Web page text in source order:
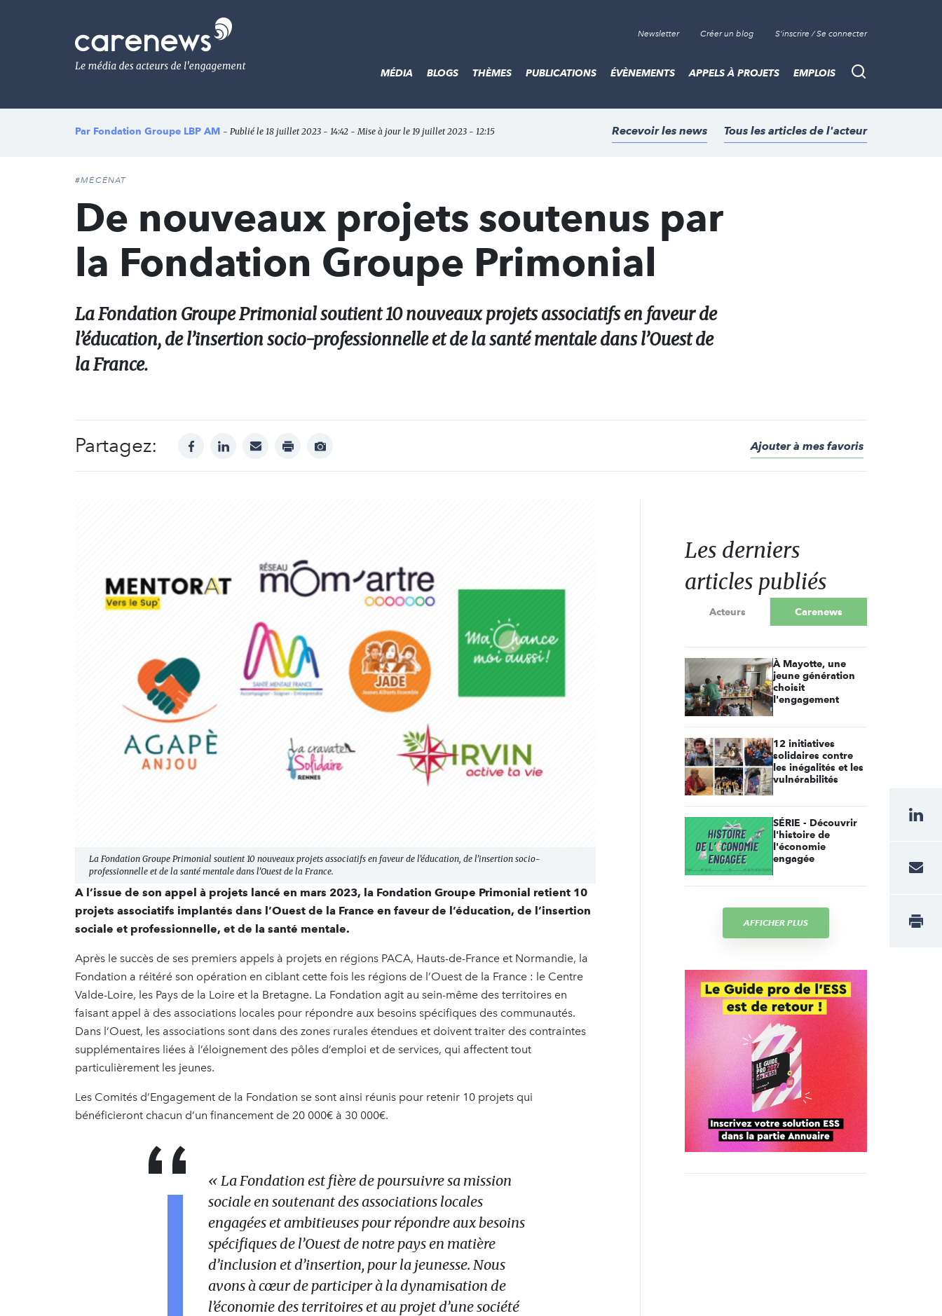
Le
média
de
l'engagement
Newsletter Créer un blog S'inscrire / Se connecter
Recherche
MÉDIA BLOGS THÈMES PUBLICATIONS ÉVÈNEMENTS APPELS À PROJETS EMPLOIS
Par Fondation Groupe LBP AM - Publié le 18 juillet 2023 - 14:42 - Mise à jour le 19 juillet 2023 - 12:15 Recevoir les news Tous les articles de l'acteur
#MÉCÉNAT
De nouveaux projets soutenus par
la Fondation Groupe Primonial
La Fondation Groupe Primonial soutient 10 nouveaux projets associatifs en faveur de
l’éducation, de l’insertion socio-professionnelle et de la santé mentale dans l’Ouest de
la France.
Partagez: facebooklinkedinmail print
Afficher
Ajouter à mes favoris
La Fondation Groupe Primonial soutient 10 nouveaux projets associatifs en faveur de l’éducation, de l’insertion socio-
professionnelle et de la santé mentale dans l’Ouest de la France.
A l’issue de son appel à projets lancé en mars 2023, la Fondation Groupe Primonial retient 10
projets associatifs implantés dans l’Ouest de la France en faveur de l’éducation, de l’insertion
sociale et professionnelle, et de la santé mentale.
Après le succès de ses premiers appels à projets en régions PACA, Hauts-de-France et Normandie, la
Fondation a réitéré son opération en ciblant cette fois les régions de l’Ouest de la France : le Centre
Valde-Loire, les Pays de la Loire et la Bretagne. La Fondation agit au sein-même des territoires en
faisant appel à des associations locales pour répondre aux besoins spécifiques des communautés.
Dans l’Ouest, les associations sont dans des zones rurales étendues et doivent traiter des contraintes
supplémentaires liées à l’éloignement des pôles d’emploi et de services, qui affectent tout
particulièrement les jeunes.
Les Comités d’Engagement de la Fondation se sont ainsi réunis pour retenir 10 projets qui
bénéficieront chacun d’un financement de 20 000€ à 30 000€.
« La Fondation est fière de poursuivre sa mission
sociale en soutenant des associations locales
engagées et ambitieuses pour répondre aux besoins
spécifiques de l’Ouest de notre pays en matière
d’inclusion et d’insertion, pour la jeunesse. Nous
avons à cœur de participer à la dynamisation de
l’économie des territoires et au projet d’une société
Les derniers
articles publiés
Acteurs Carenews
À Mayotte, une
jeune génération
choisit
l'engagement
12 initiatives
solidaires contre
les inégalités et les
vulnérabilités
SÉRIE - Découvrir
l'histoire de
l'économie
engagée
AFFICHER PLUS